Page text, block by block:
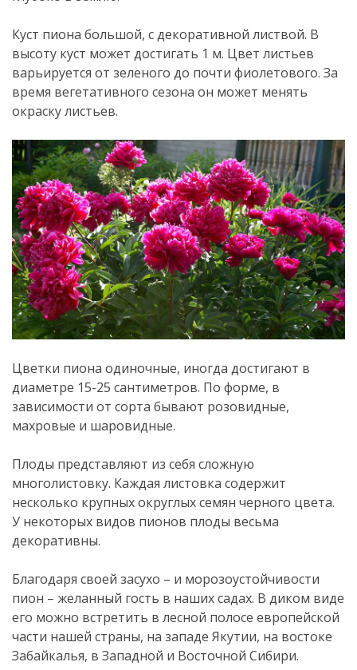
Куст пиона большой, с декоративной листвой. В
высоту куст может достигать 1 м. Цвет листьев
варьируется от зеленого до почти фиолетового. За
время вегетативного сезона он может менять
окраску листьев.
Цветки пиона одиночные, иногда достигают в
диаметре 15-25 сантиметров. По форме, в
зависимости от сорта бывают розовидные,
махровые и шаровидные.
Плоды представляют из себя сложную
многолистовку. Каждая листовка содержит
несколько крупных округлых семян черного цвета.
У некоторых видов пионов плоды весьма
декоративны.
Благодаря своей засухо – и морозоустойчивости
пион – желанный гость в наших садах. В диком виде
его можно встретить в лесной полосе европейской
части нашей страны, на западе Якутии, на востоке
Забайкалья, в Западной и Восточной Сибири.